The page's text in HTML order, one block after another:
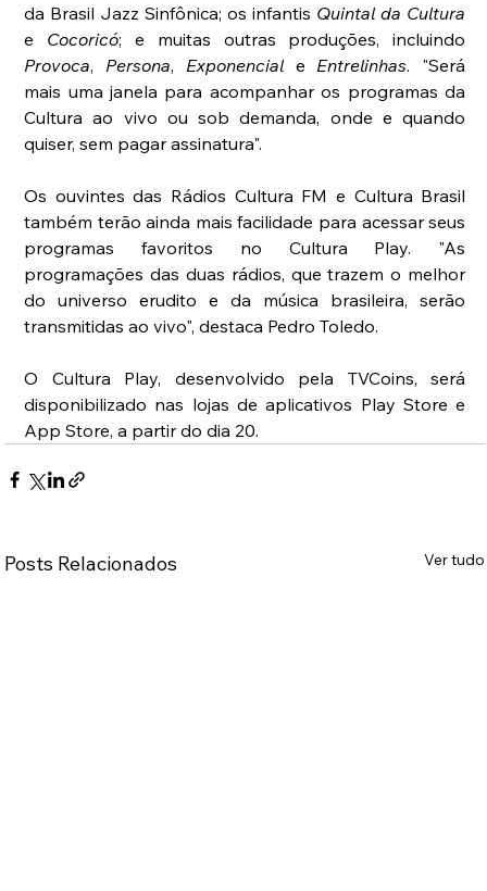
da Brasil Jazz Sinfônica; os infantis Quintal da Cultura
e Cocoricó
Provoca, Persona, Exponencial e Entrelinhas. "Será
mais uma janela para acompanhar os programas da
Cultura ao vivo ou sob demanda, onde e quando
quiser, sem pagar assinatura".
Os ouvintes das Rádios Cultura FM e Cultura Brasil
também terão ainda mais facilidade para acessar seus
programas favoritos no Cultura Play. "As
programações das duas rádios, que trazem o melhor
do universo erudito e da música brasileira, serão
transmitidas ao vivo", destaca Pedro Toledo.
O Cultura Play, desenvolvido pela TVCoins, será
disponibilizado nas lojas de aplicativos Play Store e
App Store, a partir do dia 20.
Posts Relacionados Ver tudo